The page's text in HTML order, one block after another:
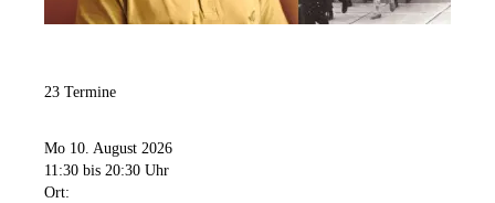
23 Termine
Mo 10. August 2026
11:30 bis 20:30 Uhr
Ort: